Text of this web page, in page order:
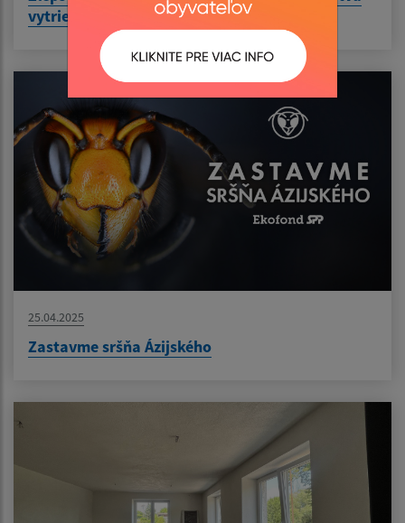
vytriedených odpadov v obci Bušince
25.04.2025
Zastavme sršňa Ázijského